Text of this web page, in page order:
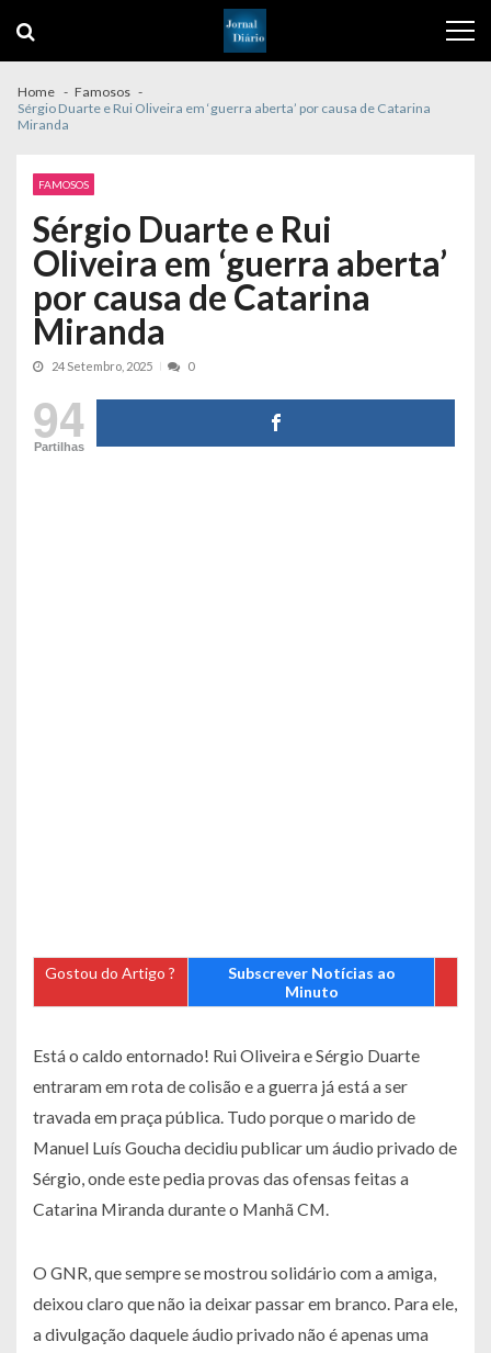
navigation
content
Home
Famosos
Sérgio Duarte e Rui Oliveira em ‘guerra aberta’ por causa de Catarina
Miranda
FAMOSOS
Sérgio Duarte e Rui
Oliveira em ‘guerra aberta’
por causa de Catarina
Miranda
24 Setembro, 2025 0
94
Partilhas
Gostou do Artigo ?
Subscrever Notícias ao
Minuto
Está o caldo entornado! Rui Oliveira e Sérgio Duarte
entraram em rota de colisão e a guerra já está a ser
travada em praça pública. Tudo porque o marido de
Manuel Luís Goucha decidiu publicar um áudio privado de
Sérgio, onde este pedia provas das ofensas feitas a
Catarina Miranda durante o Manhã CM.
O GNR, que sempre se mostrou solidário com a amiga,
deixou claro que não ia deixar passar em branco. Para ele,
a divulgação daquele áudio privado não é apenas uma